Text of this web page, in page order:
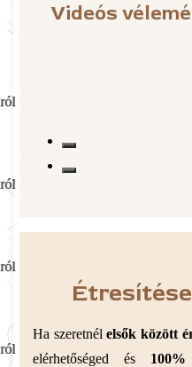
Videós
Ha szeretnélelsők között
elérhetőséged és